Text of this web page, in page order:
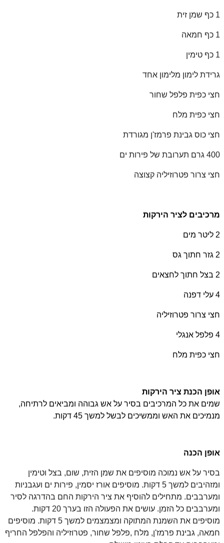
1 כף שמן זית
1 כף חמאה
1 כף טימין
גרידת לימון מלימון אחד
חצי כפית פלפל שחור
חצי כפית מלח
חצי כוס גבינת פרמז'ן מגורדת
400 גרם תערובת של פירות ים
חצי צרור פטרוזיליה קצוצה
מרכיבים לציר הירקות
2 ליטר מים
2 גזר חתוך גס
2 בצל חתוך לחצאים
4 עלי דפנה
חצי צרור פטרוזיליה
4 פלפל אנגלי
חצי כפית מלח
אופן הכנת ציר הירקות
שמים את כל המרכיבים בסיר על אש גבוהה ומביאים לרתיחה,
מנמיכים את האש וממשיכים לבשל למשך 45 דקות.
אופן הכנה
בסיר על אש נמוכה מוסיפים את שמן הזית, שום, בצל וטימין
ומזהיבים למשך 5 דקות. מוסיפים אורז יסמין, פירות ים ועגבניות
ומערבבים. מתחילים להוסיף את ציר הירקות החם בהדרגה לסיר
ומערבבים כל הזמן. עושים את הפעולה הזו בערך 20 דקות.
מוסיפים את השמנת המתוקה ומצמצמים למשך 5 דקות. מוסיפים
חמאה, גבינת פרמז'ן, מלח ,פלפל שחור, פטרוזיליה והפלפל החריף